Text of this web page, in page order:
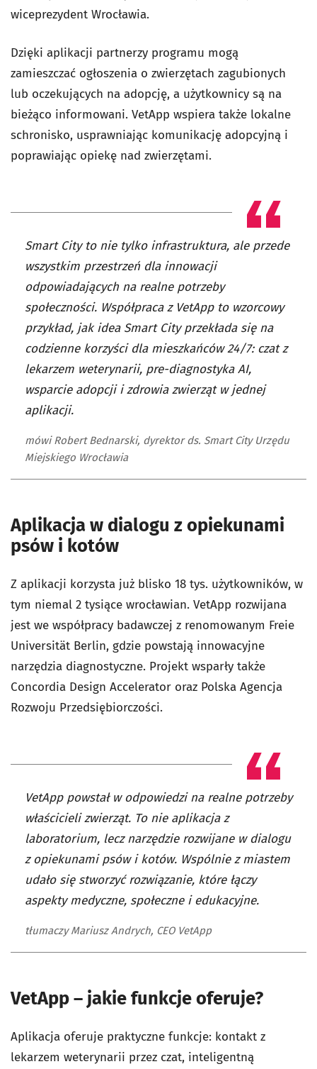
wiceprezydent Wrocławia.
Dzięki aplikacji partnerzy programu mogą
zamieszczać ogłoszenia o zwierzętach zagubionych
lub oczekujących na adopcję, a użytkownicy są na
bieżąco informowani. VetApp wspiera także lokalne
schronisko, usprawniając komunikację adopcyjną i
poprawiając opiekę nad zwierzętami.
Smart City to nie tylko infrastruktura, ale przede
wszystkim przestrzeń dla innowacji
odpowiadających na realne potrzeby
społeczności. Współpraca z VetApp to wzorcowy
przykład, jak idea Smart City przekłada się na
codzienne korzyści dla mieszkańców 24/7: czat z
lekarzem weterynarii, pre-diagnostyka AI,
wsparcie adopcji i zdrowia zwierząt w jednej
aplikacji.
mówi Robert Bednarski, dyrektor ds. Smart City Urzędu
Miejskiego Wrocławia
Aplikacja w dialogu z opiekunami
psów i kotów
Z aplikacji korzysta już blisko 18 tys. użytkowników, w
tym niemal 2 tysiące wrocławian. VetApp rozwijana
jest we współpracy badawczej z renomowanym Freie
Universität Berlin, gdzie powstają innowacyjne
narzędzia diagnostyczne. Projekt wsparły także
Concordia Design Accelerator oraz Polska Agencja
Rozwoju Przedsiębiorczości.
VetApp powstał w odpowiedzi na realne potrzeby
właścicieli zwierząt. To nie aplikacja z
laboratorium, lecz narzędzie rozwijane w dialogu
z opiekunami psów i kotów. Wspólnie z miastem
udało się stworzyć rozwiązanie, które łączy
aspekty medyczne, społeczne i edukacyjne.
tłumaczy Mariusz Andrych, CEO VetApp
VetApp – jakie funkcje oferuje?
Aplikacja oferuje praktyczne funkcje: kontakt z
lekarzem weterynarii przez czat, inteligentną